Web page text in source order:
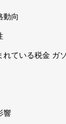
動向
ている税金 ガ
響